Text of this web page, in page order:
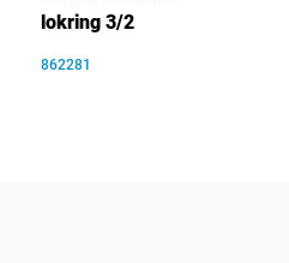
lokring 3/2
862281